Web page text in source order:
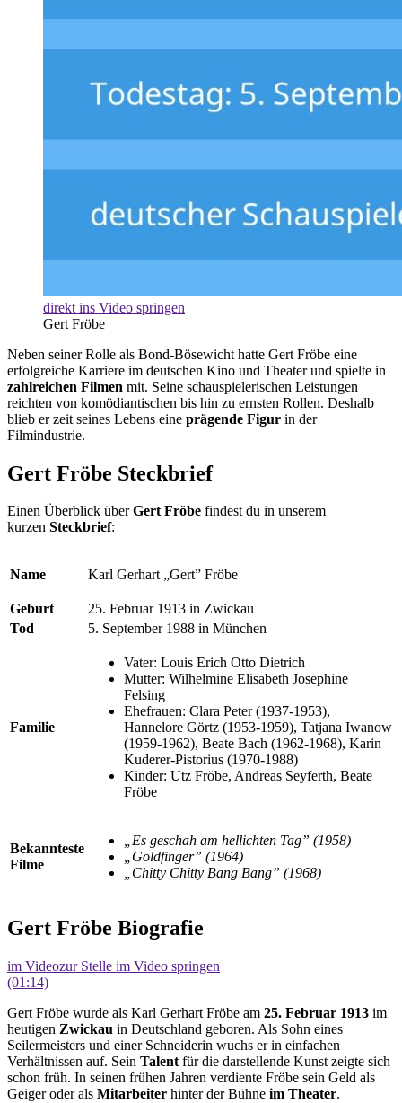
direkt ins Video springen
Gert Fröbe
Neben seiner Rolle als Bond-Bösewicht hatte Gert Fröbe eine
erfolgreiche Karriere im deutschen Kino und Theater und spielte in
zahlreichen Filmen mit. Seine schauspielerischen Leistungen
reichten von komödiantischen bis hin zu ernsten Rollen. Deshalb
blieb er zeit seines Lebens eine prägende Figur in der
Filmindustrie.
Gert Fröbe Steckbrief
Einen Überblick überGert Fröbe findest du in unserem
kurzen Steckbrief:
Name Karl Gerhart „Gert” Fröbe
Geburt
25. Februar 1913 in Zwickau
Tod
5. September 1988 in München
Familie
Vater: Louis Erich Otto Dietrich
Mutter: Wilhelmine Elisabeth Josephine
Felsing
Ehefrauen: Clara Peter (1937-1953),
Hannelore Görtz (1953-1959), Tatjana Iwanow
(1959-1962), Beate Bach (1962-1968), Karin
Kuderer-Pistorius (1970-1988)
Kinder: Utz Fröbe, Andreas Seyferth, Beate
Fröbe
Bekannteste
Filme
„Es geschah am hellichten Tag” (1958)
„Goldfinger” (1964)
„Chitty Chitty Bang Bang” (1968)
Gert Fröbe Biografie
im Videozur Stelle im Video springen
(01:14)
Gert Fröbe wurde als Karl Gerhart Fröbe am 25. Februar 1913 im
heutigen Zwickau in Deutschland geboren. Als Sohn eines
Seilermeisters und einer Schneiderin wuchs er in einfachen
Verhältnissen auf. Sein Talent für die darstellende Kunst zeigte sich
schon früh. In seinen frühen Jahren verdiente Fröbe sein Geld als
Geiger oder als Mitarbeiter hinter der Bühne im Theater.